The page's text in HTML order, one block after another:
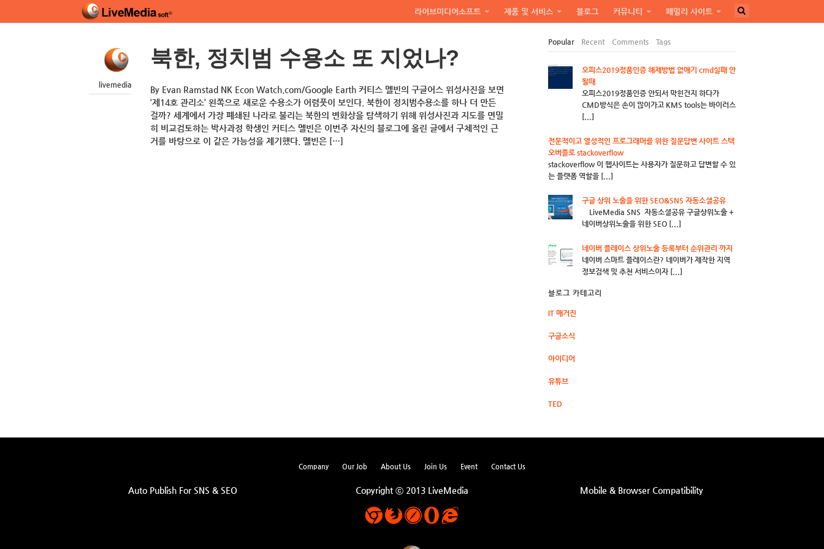
라이브미디어소프트 제품 및 서비스 블로그 커뮤니티 페밀리 사이트
livemedia
북한, 정치범 수용소 또 지었나?
By Evan Ramstad NK Econ Watch.com/Google Earth 커티스 멜빈의 구글어스 위성사진을 보면
‘제14호 관리소’ 왼쪽으로 새로운 수용소가 어렴풋이 보인다. 북한이 정치범수용소를 하나 더 만든
걸까? 세계에서 가장 폐쇄된 나라로 불리는 북한의 변화상을 탐색하기 위해 위성사진과 지도를 면밀
히 비교검토하는 박사과정 학생인 커티스 멜빈은 이번주 자신의 블로그에 올린 글에서 구체적인 근
거를 바탕으로 이 같은 가능성을 제기했다. 멜빈은 […]
Popular Recent Comments Tags
오피스2019정품인증 해제방법 없애기 cmd실패 안
될때
오피스2019정품인증 안되서 막힌건지 하다가
CMD방식은 손이 많이가고 KMS tools는 바이러스
[...]
전문적이고 열성적인 프로그래머를 위한 질문답변 사이트 스텍
오버플로 stackoverflow
stackoverflow 이 웹사이트는 사용자가 질문하고 답변할 수 있
는 플랫폼 역할을 [...]
구글 상위 노출을 위한 SEO&SNS 자동소셜공유
LiveMedia SNS 자동소셜공유 구글상위노출 +
네이버상위노출을 위한 SEO [...]
네이버 플레이스 상위노출 등록부터 순위관리 까지
네이버 스마트 플레이스란? 네이버가 제작한 지역
정보검색 및 추천 서비스이자 [...]
블로그 카테고리
IT 매거진
구글소식
아이디어
유튜브
TED
Company Our Job About Us Join Us Event Contact Us
Auto Publish For SNS & SEO Copyright ⓒ 2013 LiveMedia Mobile & Browser Compatibility